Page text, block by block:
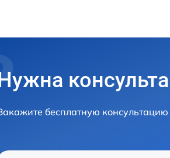
бесплатную консультацию